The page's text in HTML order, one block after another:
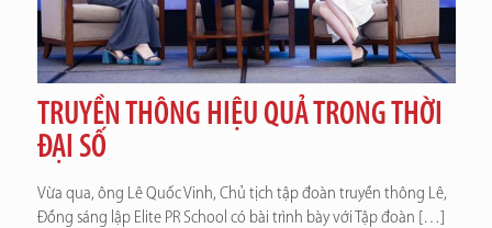
TRUYỀN THÔNG HIỆU QUẢ TRONG THỜI
ĐẠI SỐ
Vừa qua, ông Lê Quốc Vinh, Chủ tịch tập đoàn truyền thông Lê,
Đồng sáng lập Elite PR School có bài trình bày với Tập đoàn […]